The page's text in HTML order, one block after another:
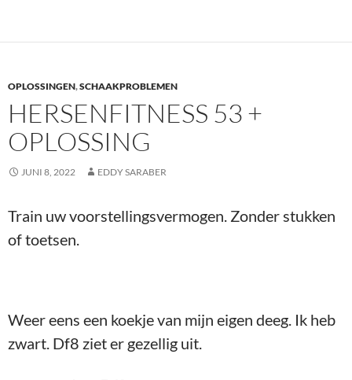
OPLOSSINGEN,SCHAAKPROBLEMEN
HERSENFITNESS 53 +
OPLOSSING
JUNI 8, 2022 EDDY SARABER
Train uw voorstellingsvermogen. Zonder stukken
of toetsen.
Weer eens een koekje van mijn eigen deeg. Ik heb
zwart. Df8 ziet er gezellig uit.